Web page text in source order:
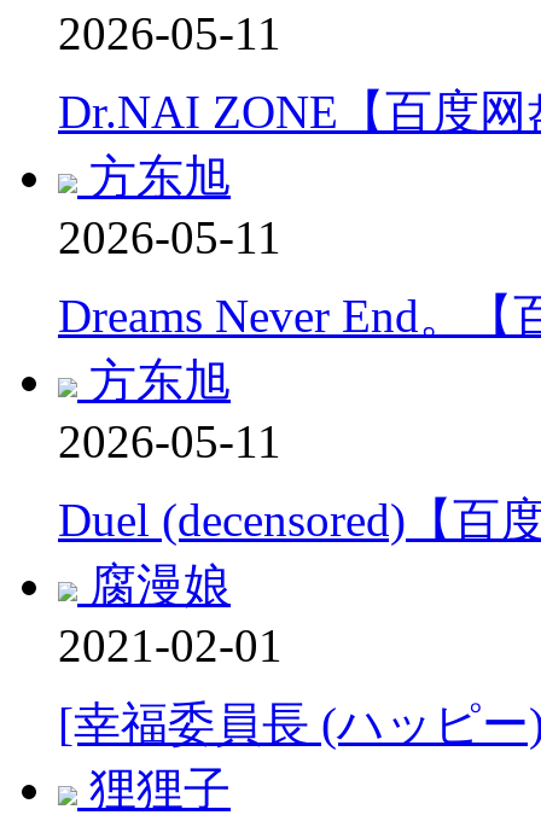
2026-05-11
Dr.NAI ZONE【百度网
方东旭
2026-05-11
Dreams Never End。
方东旭
2026-05-11
Duel (decensored)【百
腐漫娘
2021-02-01
[幸福委員長 (ハッピ
狸狸子